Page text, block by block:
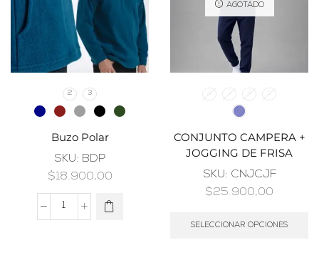
2 3
Buzo Polar
SKU: BDP
$18.900,00
AGOTADO
2 3 4 5
CONJUNTO CAMPERA +
JOGGING DE FRISA
SKU: CNJCJF
$25.900,00
SELECCIONAR OPCIONES